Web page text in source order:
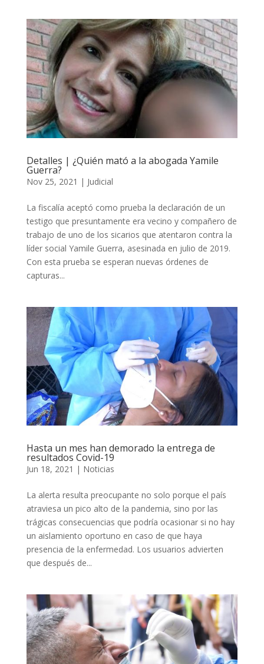
Detalles | ¿Quién mató a la abogada Yamile
Guerra?
Nov 25, 2021 | Judicial
La fiscalía aceptó como prueba la declaración de un
testigo que presuntamente era vecino y compañero de
trabajo de uno de los sicarios que atentaron contra la
líder social Yamile Guerra, asesinada en julio de 2019.
Con esta prueba se esperan nuevas órdenes de
capturas...
Hasta un mes han demorado la entrega de
resultados Covid-19
Jun 18, 2021 | Noticias
La alerta resulta preocupante no solo porque el país
atraviesa un pico alto de la pandemia, sino por las
trágicas consecuencias que podría ocasionar si no hay
un aislamiento oportuno en caso de que haya
presencia de la enfermedad. Los usuarios advierten
que después de...